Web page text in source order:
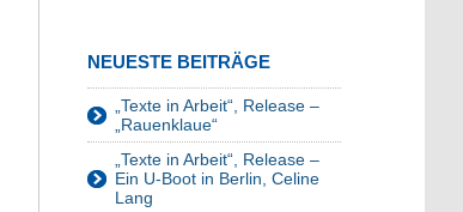
NEUESTE BEITRÄGE
„Texte in Arbeit“, Release –
„Rauenklaue“
„Texte in Arbeit“, Release –
Ein U-Boot in Berlin, Celine
Lang